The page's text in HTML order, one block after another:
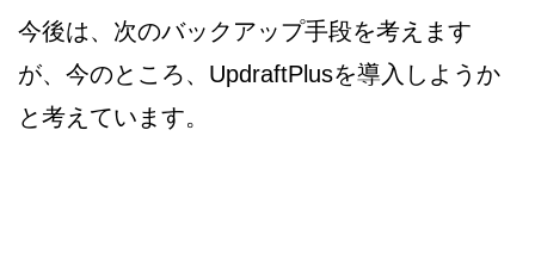
今後は、次のバックアップ手段を考えます
が、今のところ、UpdraftPlusを導入しようか
と考えています。